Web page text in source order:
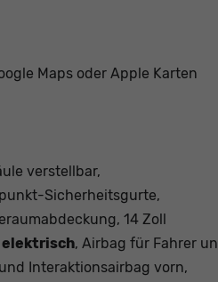
Maps oder Apple Karten
verstellbar,
Sicherheitsgurte,
14 Zoll
elektrisch, Airbag für Fahrer
Interaktionsairbag vorn,